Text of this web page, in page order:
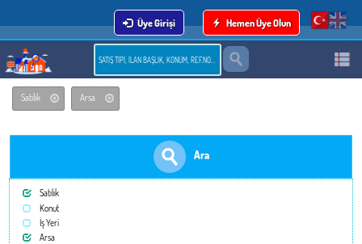
Hemen Üye Olun
Üye Girişi
Satılık Arsa
Ara
Satılık
Konut
İş Yeri
Arsa